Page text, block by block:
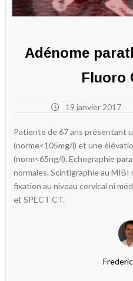
Adénome
Fluoro
19 janvier 2017
Patiente de 67 ans présentant
(norme<105mg/l) et une
(norm<65ng/l). Echographie
normales. Scintigraphie au MIBI
fixation au niveau cervical ni
et SPECT CT.